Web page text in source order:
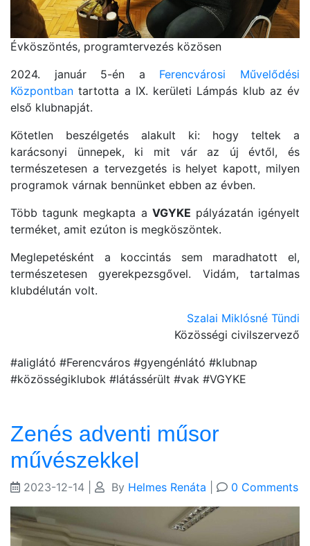
Évköszöntés, programtervezés közösen
2024. január 5-én a Ferencvárosi Művelődési
Központban tartotta a IX. kerületi Lámpás klub az év
első klubnapját.
Kötetlen beszélgetés alakult ki: hogy teltek a
karácsonyi ünnepek, ki mit vár az új évtől, és
természetesen a tervezgetés is helyet kapott, milyen
programok várnak bennünket ebben az évben.
Több tagunk megkapta a VGYKE pályázatán igényelt
terméket, amit ezúton is megköszöntek.
Meglepetésként a koccintás sem maradhatott el,
természetesen gyerekpezsgővel. Vidám, tartalmas
klubdélután volt.
Szalai Miklósné Tündi
Közösségi civilszervező
#aliglátó #Ferencváros #gyengénlátó #klubnap
#közösségiklubok #látássérült #vak #VGYKE
Zenés adventi műsor
művészekkel
2023-12-14 By Helmes Renáta 0 Comments